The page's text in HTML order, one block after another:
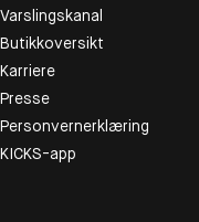
Varslingskanal
Butikkoversikt
Karriere
Presse
Personvernerklæring
KICKS-app